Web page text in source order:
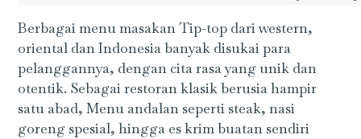
Berbagai menu masakan Tip-top dari western,
oriental dan Indonesia banyak disukai para
pelanggannya, dengan cita rasa yang unik dan
otentik. Sebagai restoran klasik berusia hampir
satu abad, Menu andalan seperti steak, nasi
goreng spesial, hingga es krim buatan sendiri